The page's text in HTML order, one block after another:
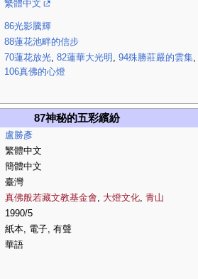
繁體中文
86光影騰輝
88蓮花池畔的信步
70蓮花放光, 82蓮華大光明, 94殊勝莊嚴的雲集,
106真佛的心燈
87神秘的五彩繽紛
盧勝彥
繁體中文
簡體中文
臺灣
真佛般若藏文教基金會 , 大燈文化, 青山
1990/5
紙本, 電子, 有聲
華語